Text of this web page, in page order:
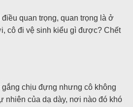
quan trọng, quan trọng là ở
cô đi vệ sinh kiểu gì được? Chết
gắng chịu đựng nhưng cô không
nhiên của dạ dày, nơi nào đó khó